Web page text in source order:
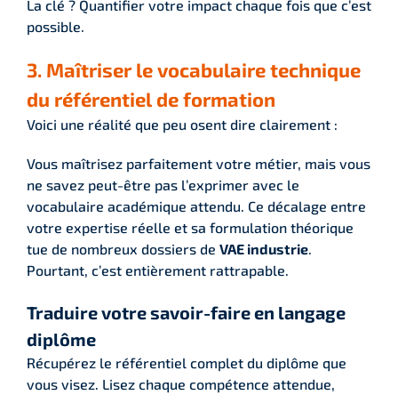
La clé ? Quantifier votre impact chaque fois que c’est
possible.
3. Maîtriser le vocabulaire technique
du référentiel de formation
Voici une réalité que peu osent dire clairement :
Vous maîtrisez parfaitement votre métier, mais vous
ne savez peut-être pas l’exprimer avec le
vocabulaire académique attendu. Ce décalage entre
votre expertise réelle et sa formulation théorique
tue de nombreux dossiers de VAE industrie
Pourtant, c’est entièrement rattrapable.
Traduire votre savoir-faire en langage
diplôme
Récupérez le référentiel complet du diplôme que
vous visez. Lisez chaque compétence attendue,